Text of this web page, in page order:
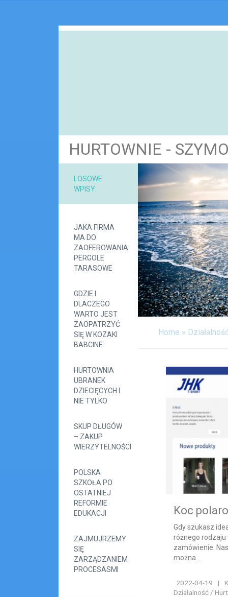
HURTOWNIE -
LOSOWE
WPISY:
JAKA FIRMA
MA DO
ZAOFEROWANIA
PERGOLE
TARASOWE
GDZIE I
DLACZEGO
WARTO JEST
ZAOPATRZYĆ
SIĘ W KOZAKI
BABCINE
HURTOWNIA
UBRANEK
DZIECIĘCYCH I
NIE TYLKO
SKUP DŁUGÓW
– ZAKUP
WIERZYTELNOŚCI
POLSKA
SZKOŁA PO
OSTATNIEJ
REFORMIE
EDUKACJI
ZAJMUJRZEMY
SIĘ
ZARZĄDZANIEM
PROCESASMI
Home »
Koc
Gdy szukasz
różnego
zamówienie.
można...
2022-04-19 |
Działalność /